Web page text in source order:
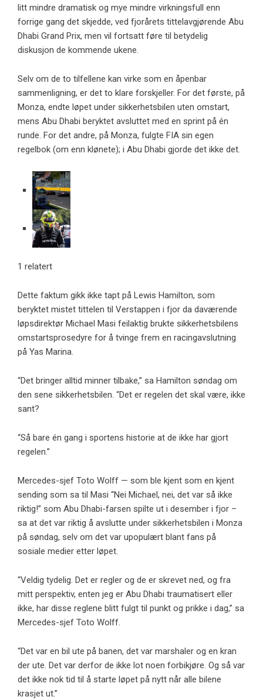
litt mindre dramatisk og mye mindre virkningsfull enn
forrige gang det skjedde, ved fjorårets tittelavgjørende Abu
Dhabi Grand Prix, men vil fortsatt føre til betydelig
diskusjon de kommende ukene.
Selv om de to tilfellene kan virke som en åpenbar
sammenligning, er det to klare forskjeller. For det første, på
Monza, endte løpet under sikkerhetsbilen uten omstart,
mens Abu Dhabi beryktet avsluttet med en sprint på én
runde. For det andre, på Monza, fulgte FIA ​​sin egen
regelbok (om enn klønete); i Abu Dhabi gjorde det ikke det.
1 relatert
Dette faktum gikk ikke tapt på Lewis Hamilton, som
beryktet mistet tittelen til Verstappen i fjor da daværende
løpsdirektør Michael Masi feilaktig brukte sikkerhetsbilens
omstartsprosedyre for å tvinge frem en racingavslutning
på Yas Marina.
“Det bringer alltid minner tilbake,” sa Hamilton søndag om
den sene sikkerhetsbilen. “Det er regelen det skal være, ikke
sant?
“Så bare én gang i sportens historie at de ikke har gjort
regelen.”
Mercedes-sjef Toto Wolff — som ble kjent som en kjent
sending som sa til Masi “Nei Michael, nei, det var så ikke
riktig!” som Abu Dhabi-farsen spilte ut i desember i fjor –
sa at det var riktig å avslutte under sikkerhetsbilen i Monza
på søndag, selv om det var upopulært blant fans på
sosiale medier etter løpet.
“Veldig tydelig. Det er regler og de er skrevet ned, og fra
mitt perspektiv, enten jeg er Abu Dhabi traumatisert eller
ikke, har disse reglene blitt fulgt til punkt og prikke i dag,” sa
Mercedes-sjef Toto Wolff.
“Det var en bil ute på banen, det var marshaler og en kran
der ute. Det var derfor de ikke lot noen forbikjøre. Og så var
det ikke nok tid til å starte løpet på nytt når alle bilene
krasjet ut.”